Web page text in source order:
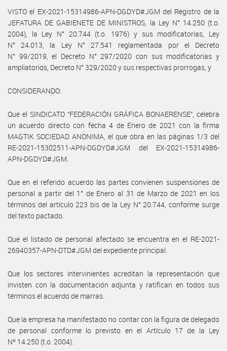
VISTO el EX-2021-15314986-APN-DGDYD#JGM del Registro de la
JEFATURA DE GABIENETE DE MINISTROS, la Ley N° 14.250 (t.o.
2004), la Ley N° 20.744 (t.o. 1976) y sus modificatorias, Ley
N° 24.013, la Ley N° 27.541 reglamentada por el Decreto
N° 99/2019, el Decreto N° 297/2020 con sus modificatorias y
ampliatorios, Decreto N° 329/2020 y sus respectivas prorrogas, y
CONSIDERANDO:
Que el SINDICATO “FEDERACIÓN GRÁFICA BONAERENSE”, celebra
un acuerdo directo con fecha 4 de Enero de 2021 con la firma
MAGTIK SOCIEDAD ANONIMA, el que obra en las páginas 1/3 del
RE-2021-15302511-APN-DGDYD#JGM del EX-2021-15314986-
APN-DGDYD#JGM.
Que en el referido acuerdo las partes convienen suspensiones de
personal a partir del 1° de Enero al 31 de Marzo de 2021 en los
términos del artículo 223 bis de la Ley N° 20.744, conforme surge
del texto pactado.
Que el listado de personal afectado se encuentra en el RE-2021-
26940357-APN-DTD#JGM del expediente principal.
Que los sectores intervinientes acreditan la representación que
invisten con la documentación adjunta y ratifican en todos sus
términos el acuerdo de marras.
Que la empresa ha manifestado no contar con la figura de delegado
de personal conforme lo previsto en el Artículo 17 de la Ley
Nº 14.250 (t.o. 2004).